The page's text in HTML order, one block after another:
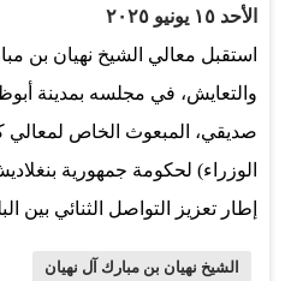
أبدوا حرصًا كبيرًا على المشاركة
وأفكارهم للطلبة، بهدف
الإبداع والتميز. جاء ذلك
الثالث من البرامج الصيفية
شعار "العربية لغة القرآن"، حيث
الأخلاقية والثقافية التي
الأحد ١٥ يونيو ٢٠٢٥
استقبل معالي الشيخ نهيان بن
والتعايش، في مجلسه بمدينة
صديقي، المبعوث الخاص لمعالي
الوزراء) لحكومة جمهورية
إطار تعزيز التواصل الثنائي بين
الشيخ نهيان بن مبارك آل نهيان